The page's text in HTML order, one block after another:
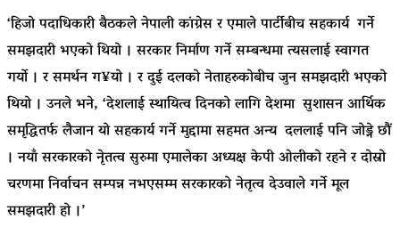
‘हिजो पदाधिकारी बैठकले नेपाली कांग्रेस र एमाले पार्टीबीच सहकार्य गर्ने
समझदारी भएको थियो । सरकार निर्माण गर्ने सम्बन्धमा त्यसलाई स्वागत
गर्यो । र समर्थन ग¥यो । र दुई दलको नेताहरुकोबीच जुन समझदारी भएको
थियो । उनले भने, ‘देशलाई स्थायित्व दिनको लागि देशमा सुशासन आर्थिक
समृद्धितर्फ लैजान यो सहकार्य गर्ने मुद्दामा सहमत अन्य दललाई पनि जोड्ने छौं
। नयाँ सरकारको नेृतत्व सुरुमा एमालेका अध्यक्ष केपी ओलीको रहने र दोस्रो
चरणमा निर्वाचन सम्पन्न नभएसम्म सरकारको नेतृत्व देउवाले गर्ने मूल
समझदारी हो ।’